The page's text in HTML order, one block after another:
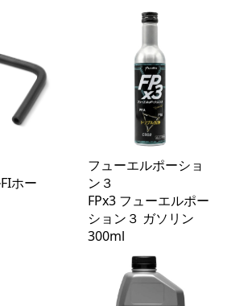
ホー
フューエルポーショ
ン３
FPx3 フューエルポー
ション３ ガソリン
300ml